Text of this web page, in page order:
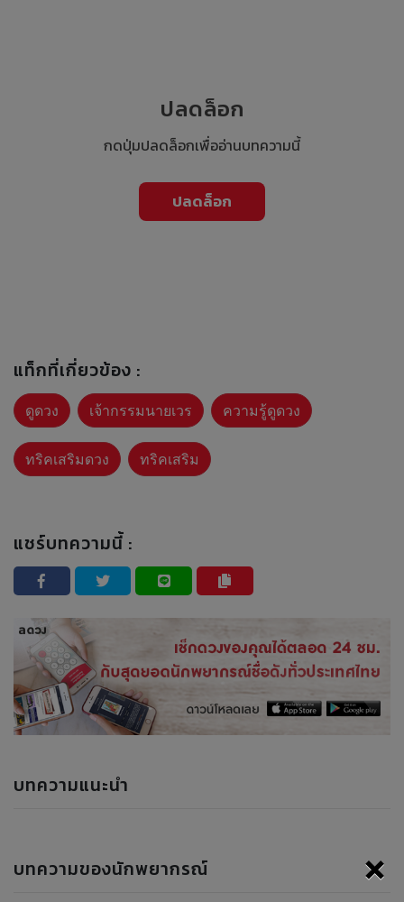
×
ปลดล็อก
กดปุ่มปลดล็อกเพื่ออ่านบทความนี้
ปลดล็อก
แท็กที่เกี่ยวข้อง :
ดูดวง เจ้ากรรมนายเวร ความรู้ดูดวง
ทริคเสริมดวง ทริคเสริม
แชร์บทความนี้ :
บทความแนะนำ
บทความของนักพยากรณ์